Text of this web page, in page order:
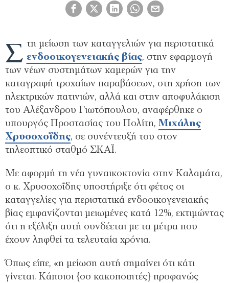
Σ τη μείωση των καταγγελιών για περιστατικά
ενδοοικογενειακής βίας, στην εφαρμογή
των νέων συστημάτων καμερών για την
καταγραφή τροχαίων παραβάσεων, στη χρήση των
ηλεκτρικών πατινιών, αλλά και στην αποφυλάκιση
του Αλέξανδρου Γιωτόπουλου, αναφέρθηκε ο
υπουργός Προστασίας του Πολίτη, Μιχάλης
Χρυσοχοΐδης, σε συνέντευξή του στον
τηλεοπτικό σταθμό ΣΚΑΪ.
Με αφορμή τη νέα γυναικοκτονία στην Καλαμάτα,
ο κ. Χρυσοχοΐδης υποστήριξε ότι φέτος οι
καταγγελίες για περιστατικά ενδοοικογενειακής
βίας εμφανίζονται μειωμένες κατά 12%, εκτιμώντας
ότι η εξέλιξη αυτή συνδέεται με τα μέτρα που
έχουν ληφθεί τα τελευταία χρόνια.
Όπως είπε, «η μείωση αυτή σημαίνει ότι κάτι
γίνεται. Κάποιοι {σσ κακοποιητές} προφανώς